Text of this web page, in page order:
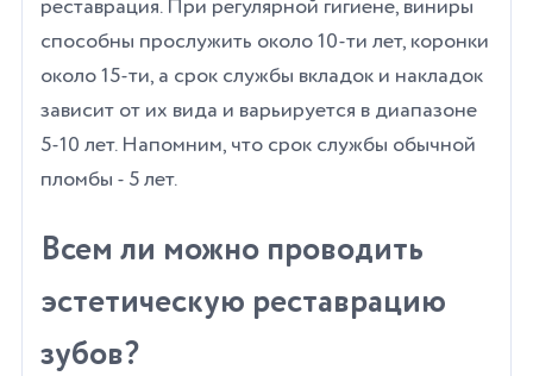
реставрация. При регулярной гигиене, виниры
способны прослужить около 10-ти лет, коронки
около 15-ти, а срок службы вкладок и накладок
зависит от их вида и варьируется в диапазоне
5-10 лет. Напомним, что срок службы обычной
пломбы - 5 лет.
Всем ли можно проводить
эстетическую реставрацию
зубов?